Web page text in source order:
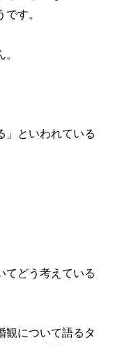
す。
」といわれている
てどう考えている
観について語るタ